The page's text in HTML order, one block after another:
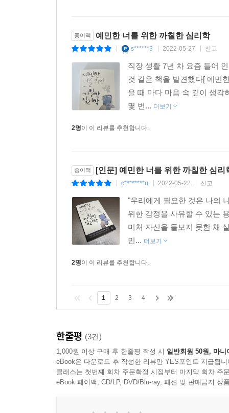
종이책 예민한 너를 위한 까칠한 심리학
s******3 2022-05-27 신고
직장 생활 7년 차 요즘 들어
것 같은 책을 발견했다[ 예민
을 때 마다 마음 속 깊이 생각
몇 번... 더보기
2명이 이 리뷰를 추천합니다.
종이책 [인문] 예민한 너를 위한 까칠한 심
c********u 2022-05-22 신고
"우리에게 필요한 것은 나의
위한 감정을 사유할 수 있는
미처 자신을 돌보지 못한 채
민... 더보기
2명이 이 리뷰를 추천합니다.
1 2 3 4
한줄평 (3건)
1,000원 이상 구매 후 한줄평 작성 시 일반회원 50원, 마니
eBook은 다운로드 후 작성한 리뷰만 YES포인트 지급됩니
클래스는 첫번째 회차 주문확정 시점부터 마지막 회차 주
eBook 페이백, CD/LP, DVD/Blu-ray, 패션 및 판매금지 상